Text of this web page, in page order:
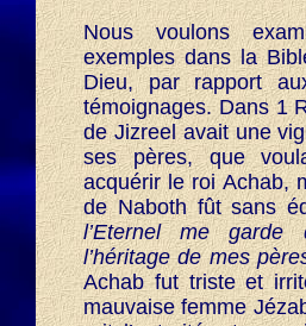
Nous voulons
exemples dans la
Dieu, par rapport
témoignages. Dans 1
de Jizreel avait une
ses pères, que
acquérir le roi Achab,
de Naboth fût sans
l’Eternel me
l’héritage de mes
Achab fut triste et
mauvaise femme